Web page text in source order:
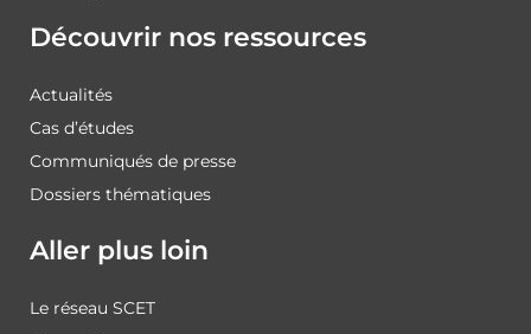
Découvrir nos ressources
Actualités
Cas d’études
Communiqués de presse
Dossiers thématiques
Aller plus loin
Le réseau SCET